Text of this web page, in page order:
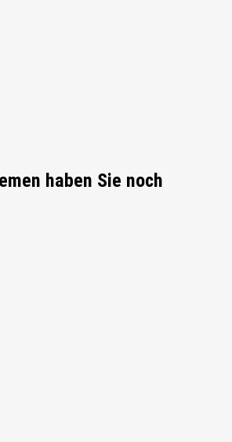
haben Sie noch